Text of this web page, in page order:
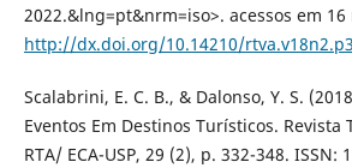
2022.&lng=pt&nrm=iso>. acessos em 16
http://dx.doi.org/10.14210/
Scalabrini, E. C. B., & Dalonso, Y. S.
Eventos Em Destinos Turísticos. Revista
RTA/ ECA-USP, 29 (2), p. 332-348. ISSN: